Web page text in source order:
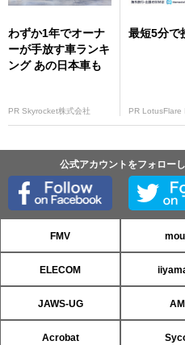
わずか1年でオーナ
ーが手放す車ランキ
ング あの日本車も
PR Skyrocket株式会社
最短5分で
PR LotusFlare
公式アカウントをフォロー
FMV
ELECOM
JAWS-UG
Acrobat